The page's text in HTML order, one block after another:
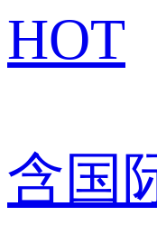
HOT
含国